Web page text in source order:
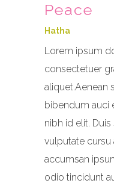
Peace
Hatha
Lorem ipsum
consectetuer
aliquet.Aenean
bibendum auci
nibh id elit.
vulputate cursu
accumsan
odio tincidunt